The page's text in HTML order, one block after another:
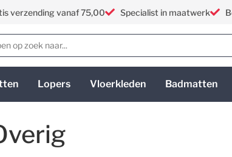
verzending vanaf 75,00 Specialist in maatwerk
Lopers Vloerkleden Badmatten